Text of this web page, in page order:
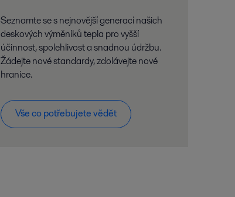
Seznamte se s nejnovější generací našich
deskových výměníků tepla pro vyšší
účinnost, spolehlivost a snadnou údržbu.
Žádejte nové standardy, zdolávejte nové
hranice.
Vše co potřebujete vědět